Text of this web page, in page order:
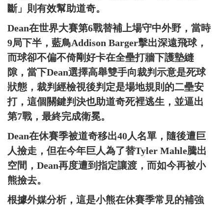
斷」則有效幫助道奇。
Dean在世界大賽第6戰替補上場守中外野，當時
9局下半，藍鳥Addison Barger擊出深遠飛球，
而球卻不偏不倚剛好卡在全壘打牆下護墊縫
隙，當下Dean選擇高舉雙手向裁判示意是死球
狀態，裁判經檢視後判定是場地規則的二壘安
打，這個關鍵判決也助道奇死裡逃生，並逼出
第7戰，最終完成衛冕。
Dean在休賽季被道奇移出40人名單，隨後遭巨
人撿走，但在今年巨人為了替Tyler Mahle騰出
空間，Dean再度遭到指定讓渡，而如今再被小
熊撿去。
根據外媒分析，這是小熊在休賽季常見的補強